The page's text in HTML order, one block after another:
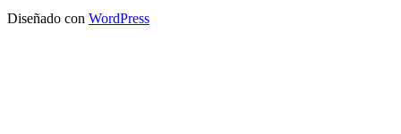
Diseñado con WordPress